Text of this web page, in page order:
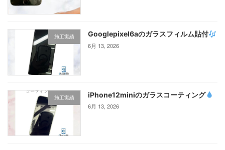
施工実績 Googlepixel6aのガラスフィルム貼付
6月 13, 2026
施工実績 iPhone12miniのガラスコーティング‪
6月 13, 2026